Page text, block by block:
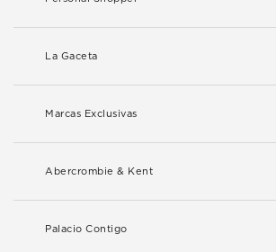
La Gaceta
Marcas Exclusivas
Abercrombie & Kent
Palacio Contigo